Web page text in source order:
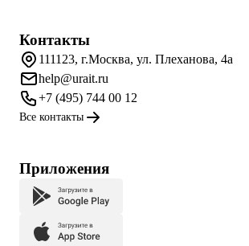
Контакты
111123, г.Москва, ул. Плеханова, 4а
help@urait.ru
+7 (495) 744 00 12
Все контакты
Приложения